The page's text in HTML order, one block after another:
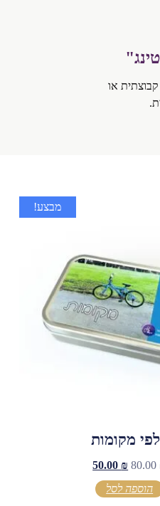
או
מבצע!
מקומות
80.00
50.00 ₪
הוספה לסל